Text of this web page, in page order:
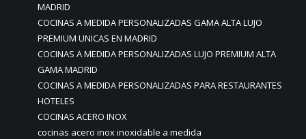
MADRID
COCINAS A MEDIDA PERSONALIZADAS GAMA ALTA LUJO
PREMIUM UNICAS EN MADRID
COCINAS A MEDIDA PERSONALIZADAS LUJO PREMIUM ALTA
GAMA MADRID
COCINAS A MEDIDA PERSONALIZADAS PARA RESTAURANTES
HOTELES
COCINAS ACERO INOX
cocinas acero inox inoxidable a medida